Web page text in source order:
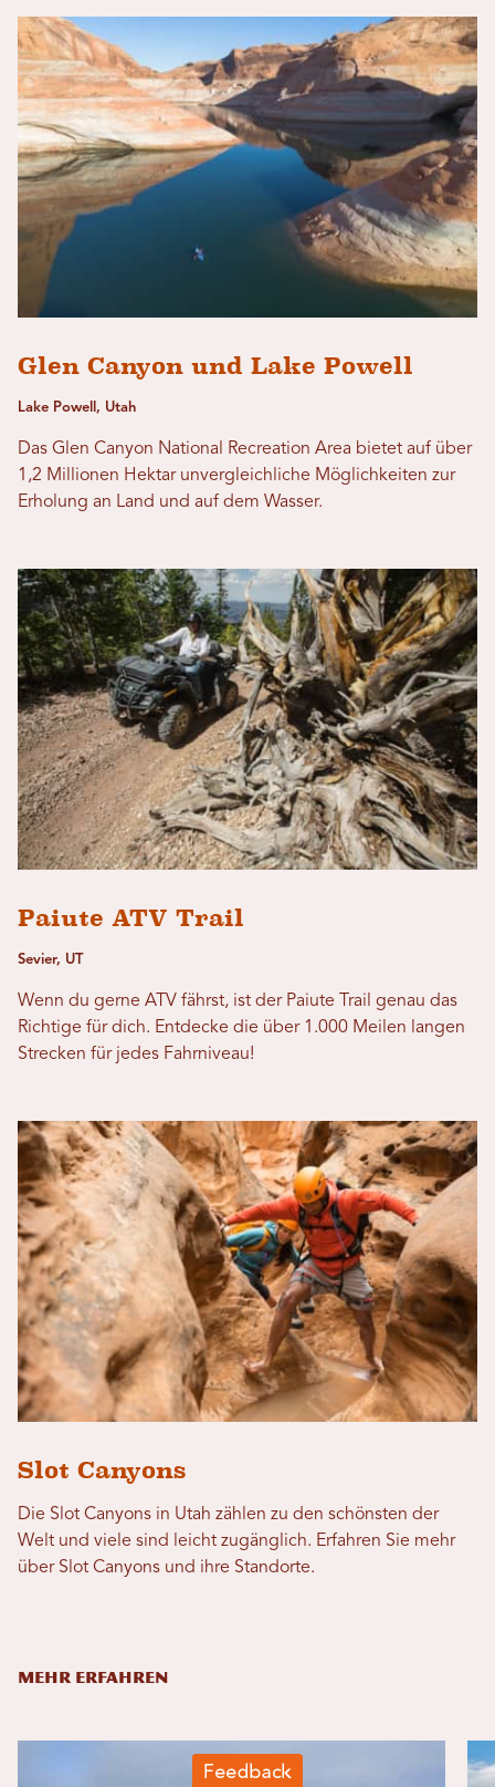
Glen Canyon und Lake Powell
Lake Powell, Utah
Das Glen Canyon National Recreation Area bietet auf über
1,2 Millionen Hektar unvergleichliche Möglichkeiten zur
Erholung an Land und auf dem Wasser.
Paiute ATV Trail
Sevier, UT
Wenn du gerne ATV fährst, ist der Paiute Trail genau das
Richtige für dich. Entdecke die über 1.000 Meilen langen
Strecken für jedes Fahrniveau!
Slot Canyons
Die Slot Canyons in Utah zählen zu den schönsten der
Welt und viele sind leicht zugänglich. Erfahren Sie mehr
über Slot Canyons und ihre Standorte.
MEHR ERFAHREN